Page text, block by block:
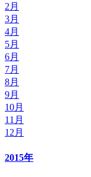
2月
3月
4月
5月
6月
7月
8月
9月
10月
11月
12月
2015年